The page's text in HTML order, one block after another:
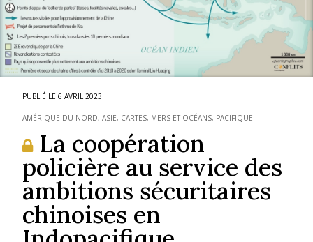
6 AVRIL 2023
AMÉRIQUE DU NORD,ASIE, CARTES, MERS ET OCÉANS, PACIFIQUE
La coopération
policière au service des
ambitions sécuritaires
chinoises en